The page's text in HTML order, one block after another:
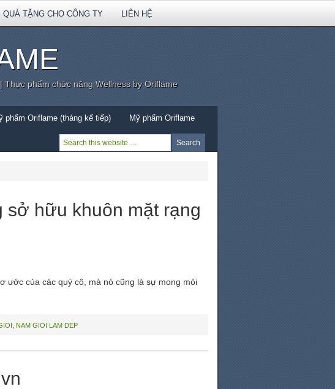
TẶNG CHO CÔNG TY LIÊN HỆ
phẩm chức năng Wellness by Oriflame
phẩm Oriflame (tháng kế tiếp) Mỹ phẩm Oriflame
sở hữu khuôn mặt rạng
ước của các quý cô, mà nó cũng là sự mong mỏi
NAM GIOI LAM DEP